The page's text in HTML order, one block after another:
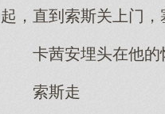
起，直到索斯关上门，
卡茜安埋头在他的
索斯走